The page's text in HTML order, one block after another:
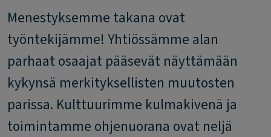
Menestyksemme takana ovat
työntekijämme! Yhtiössämme alan
parhaat osaajat pääsevät näyttämään
kykynsä merkityksellisten muutosten
parissa. Kulttuurimme kulmakivenä ja
toimintamme ohjenuorana ovat neljä